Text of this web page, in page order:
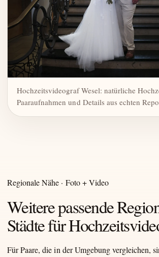
Hochzeitsvideograf Wesel: natürliche
Paaraufnahmen und Details aus echten
Regionale Nähe · Foto + Video
Weitere passende
Städte für
Für Paare, die in der Umgebung vergleichen,